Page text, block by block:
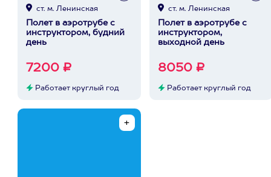
ст. м. Ленинская
Полет в аэротрубе с
инструктором, будний
день
7200 ₽
Работает круглый год
ст. м. Ленинская
Полет в аэротрубе с
инструктором,
выходной день
8050 ₽
Работает круглый год